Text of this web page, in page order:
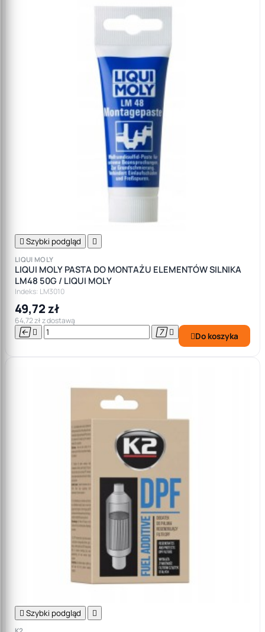
 Szybki podgląd 
LIQUI MOLY
LIQUI MOLY PASTA DO MONTAŻU ELEMENTÓW SILNIKA
LM48 50G / LIQUI MOLY
Indeks: LM3010
49,72 zł
64,72 zł z dostawą
    Do koszyka
 Szybki podgląd 